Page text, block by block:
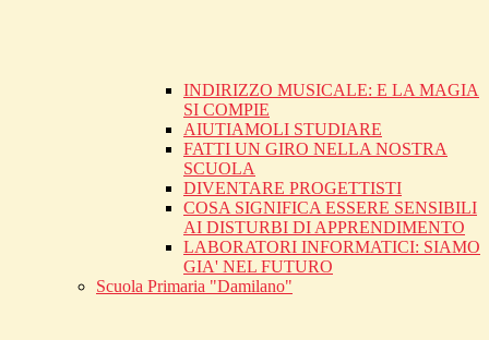
INDIRIZZO MUSICALE: E LA MAGIA
SI COMPIE
AIUTIAMOLI STUDIARE
FATTI UN GIRO NELLA NOSTRA
SCUOLA
DIVENTARE PROGETTISTI
COSA SIGNIFICA ESSERE SENSIBILI
AI DISTURBI DI APPRENDIMENTO
LABORATORI INFORMATICI: SIAMO
GIA' NEL FUTURO
Scuola Primaria "Damilano"